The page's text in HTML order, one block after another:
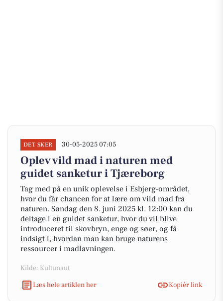
DET SKER 30-05-2025 07:05
Oplev vild mad i naturen med
guidet sanketur i Tjæreborg
Tag med på en unik oplevelse i Esbjerg-området,
hvor du får chancen for at lære om vild mad fra
naturen. Søndag den 8. juni 2025 kl. 12:00 kan du
deltage i en guidet sanketur, hvor du vil blive
introduceret til skovbryn, enge og søer, og få
indsigt i, hvordan man kan bruge naturens
ressourcer i madlavningen.
Kilde: Kultunaut
Læs hele artiklen her
Kopiér link